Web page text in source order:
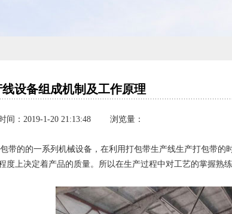
设备组成机制及工作原理
：2019-1-20 21:13:48 浏览量：
的的一系列机械设备，在利用打包带生产线生产打包带的
度上决定着产品的质量。所以在生产过程中对工艺的掌握熟练